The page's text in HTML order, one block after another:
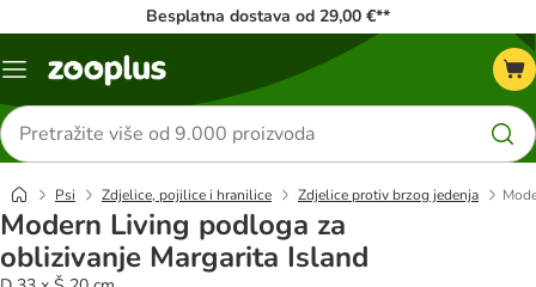
Besplatna dostava od 29,00 €**
Izbornik
Traži
proizvode
Psi Zdjelice, pojilice i hranilice Zdjelice protiv brzog jedenja
Modern Living podloga za
oblizivanje Margarita Island